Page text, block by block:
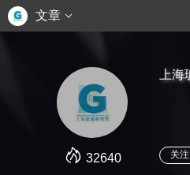
文章
32640
上
关注